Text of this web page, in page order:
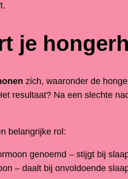
je
zich, waaronder de
resultaat? Na een slechte
belangrijke rol:
genoemd – stijgt bij
– daalt bij onvoldoende